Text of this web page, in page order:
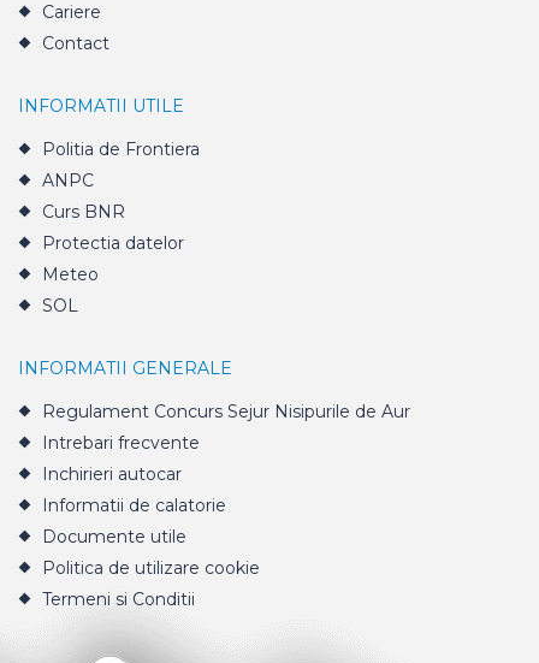
Cariere
Contact
INFORMATII UTILE
Politia de Frontiera
ANPC
Curs BNR
Protectia datelor
Meteo
SOL
INFORMATII GENERALE
Regulament Concurs Sejur Nisipurile de Aur
Intrebari frecvente
Inchirieri autocar
Informatii de calatorie
Documente utile
Politica de utilizare cookie
Termeni si Conditii